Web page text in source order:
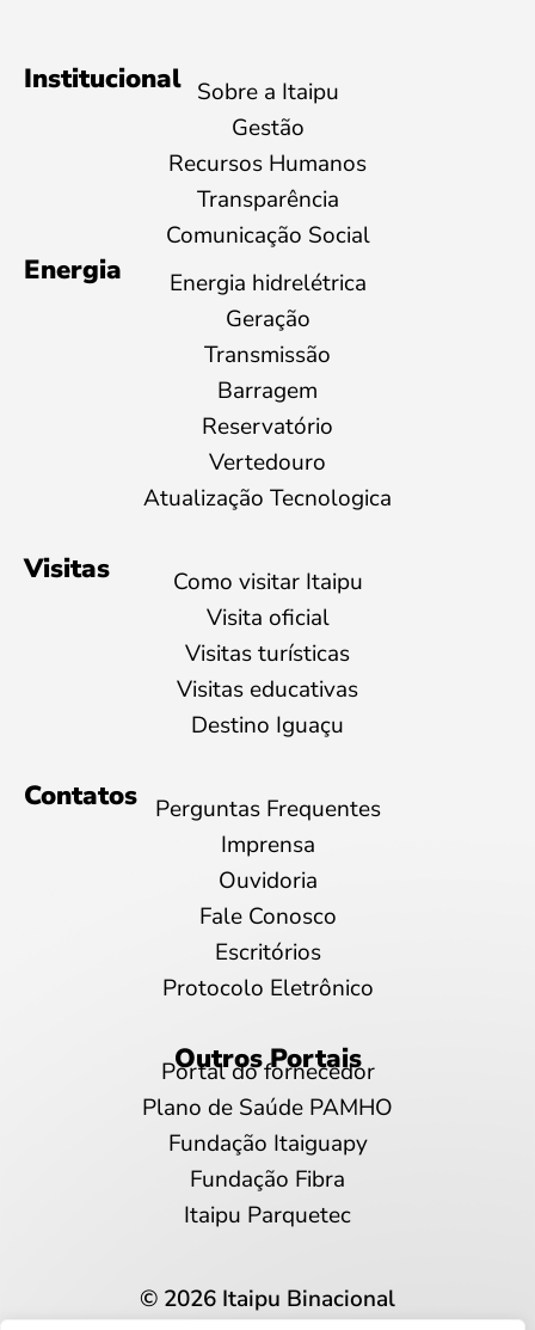
Institucional Sobre a Itaipu
Gestão
Recursos Humanos
Transparência
Comunicação Social
Energia
Energia hidrelétrica
Geração
Transmissão
Barragem
Reservatório
Vertedouro
Atualização Tecnologica
Visitas
Como visitar Itaipu
Visita oficial
Visitas turísticas
Visitas educativas
Destino Iguaçu
Contatos
Perguntas Frequentes
Imprensa
Ouvidoria
Fale Conosco
Escritórios
Protocolo Eletrônico
Outros Portais
Portal do fornecedor
Plano de Saúde PAMHO
Fundação Itaiguapy
Fundação Fibra
Itaipu Parquetec
© 2026 Itaipu Binacional